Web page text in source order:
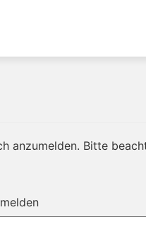
anzumelden. Bitte